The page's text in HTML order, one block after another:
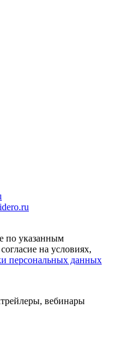
по указанным
на условиях,
персональных данных
вебинары